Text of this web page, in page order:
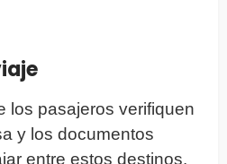
los pasajeros verifiquen
y los documentos
entre estos destinos.